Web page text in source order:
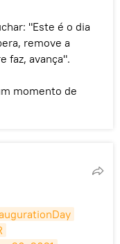
"Este é o dia
remove a
faz, avança".
momento de